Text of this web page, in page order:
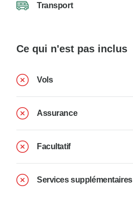
Transport
Ce qui n'est pas inclus
Vols
Assurance
Facultatif
Services supplémentaires